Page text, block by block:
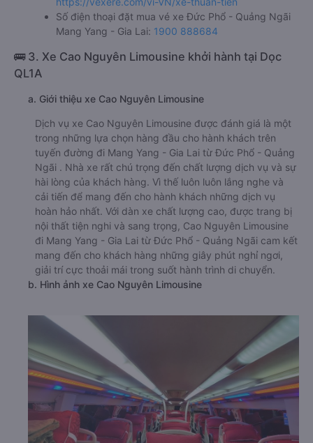
Số điện thoại đặt mua vé xe Đức Phổ - Quảng Ngãi
Mang Yang - Gia Lai: 1900 888684
🚌 3. Xe Cao Nguyên Limousine khởi hành tại Dọc
QL1A
a. Giới thiệu xe Cao Nguyên Limousine
Dịch vụ xe Cao Nguyên Limousine được đánh giá là một
trong những lựa chọn hàng đầu cho hành khách trên
tuyến đường đi Mang Yang - Gia Lai từ Đức Phổ - Quảng
Ngãi . Nhà xe rất chú trọng đến chất lượng dịch vụ và sự
hài lòng của khách hàng. Vì thế luôn luôn lắng nghe và
cải tiến để mang đến cho hành khách những dịch vụ
hoàn hảo nhất. Với dàn xe chất lượng cao, được trang bị
nội thất tiện nghi và sang trọng, Cao Nguyên Limousine
đi Mang Yang - Gia Lai từ Đức Phổ - Quảng Ngãi cam kết
mang đến cho khách hàng những giây phút nghỉ ngơi,
giải trí cực thoải mái trong suốt hành trình di chuyển.
b. Hình ảnh xe Cao Nguyên Limousine